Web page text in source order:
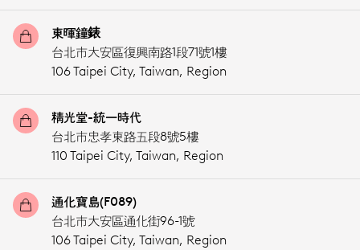
東暉鐘錶
台北市大安區復興南路1段71號1樓
106 Taipei City, Taiwan, Region
精光堂-統一時代
台北市忠孝東路五段8號5樓
110 Taipei City, Taiwan, Region
通化寶島(F089)
台北市大安區通化街96-1號
106 Taipei City, Taiwan, Region